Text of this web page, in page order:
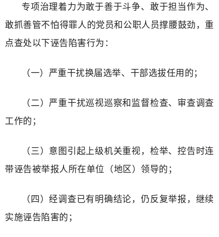
专项治理着力为敢于善于斗争、敢于担当作为、
敢抓善管不怕得罪人的党员和公职人员撑腰鼓劲，重
点查处以下诬告陷害行为：
（一）严重干扰换届选举、干部选拔任用的；
（二）严重干扰巡视巡察和监督检查、审查调查
工作的；
（三）意图引起上级机关重视，检举、控告时连
带诬告被举报人所在单位（地区）领导的；
（四）经调查已有明确结论，仍反复举报，继续
实施诬告陷害的；